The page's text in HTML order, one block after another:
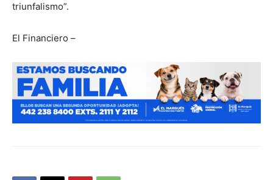
triunfalismo”.
El Financiero –